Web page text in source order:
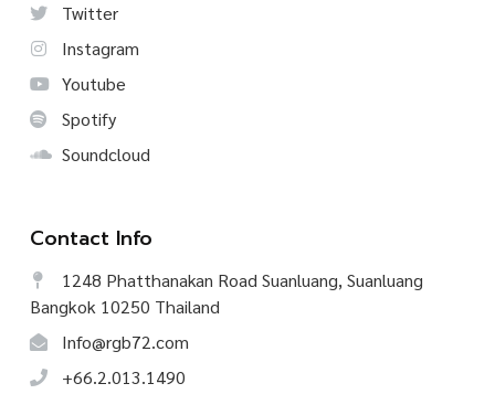
Twitter
Instagram
Youtube
Spotify
Soundcloud
Contact Info
1248 Phatthanakan Road Suanluang, Suanluang
Bangkok 10250 Thailand
Info@rgb72.com
+66.2.013.1490